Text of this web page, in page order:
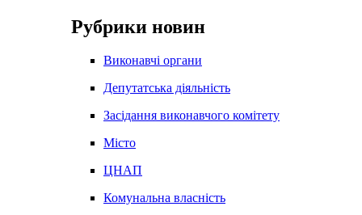
Рубрики новин
Виконавчі органи
Депутатська діяльність
Засідання виконавчого комітету
Місто
ЦНАП
Комунальна власність